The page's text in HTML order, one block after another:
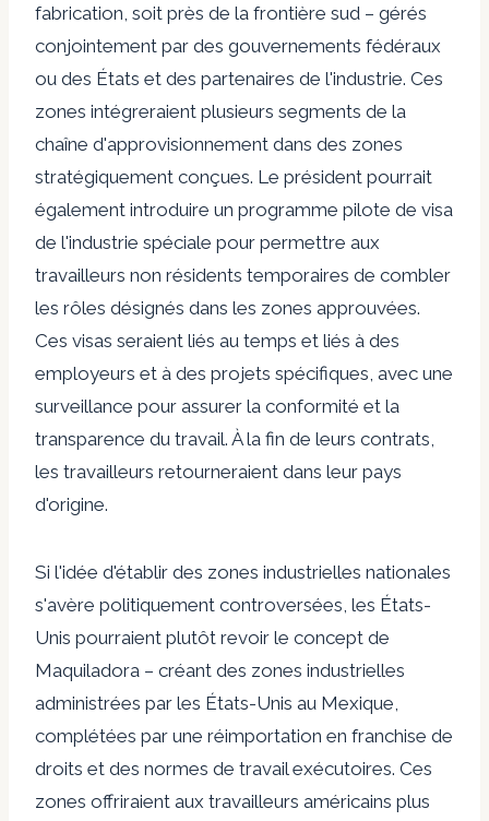
fabrication, soit près de la frontière sud – gérés
conjointement par des gouvernements fédéraux
ou des États et des partenaires de l'industrie. Ces
zones intégreraient plusieurs segments de la
chaîne d'approvisionnement dans des zones
stratégiquement conçues. Le président pourrait
également introduire un programme pilote de visa
de l'industrie spéciale pour permettre aux
travailleurs non résidents temporaires de combler
les rôles désignés dans les zones approuvées.
Ces visas seraient liés au temps et liés à des
employeurs et à des projets spécifiques, avec une
surveillance pour assurer la conformité et la
transparence du travail. À la fin de leurs contrats,
les travailleurs retourneraient dans leur pays
d'origine.
Si l'idée d'établir des zones industrielles nationales
s'avère politiquement controversées, les États-
Unis pourraient plutôt revoir le concept de
Maquiladora – créant des zones industrielles
administrées par les États-Unis au Mexique,
complétées par une réimportation en franchise de
droits et des normes de travail exécutoires. Ces
zones offriraient aux travailleurs américains plus